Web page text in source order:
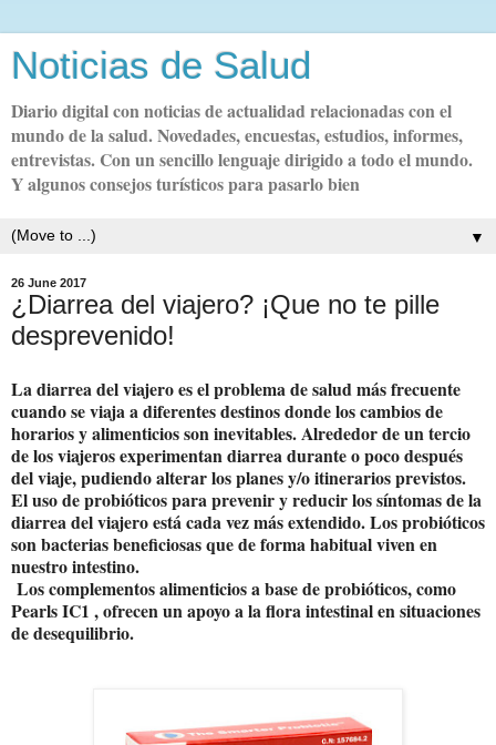
Noticias de Salud
Diario digital con noticias de actualidad relacionadas con el
mundo de la salud. Novedades, encuestas, estudios, informes,
entrevistas. Con un sencillo lenguaje dirigido a todo el mundo.
Y algunos consejos turísticos para pasarlo bien
▼
26 June 2017
¿Diarrea del viajero? ¡Que no te pille
desprevenido!
La diarrea del viajero es el problema de salud más frecuente
cuando se viaja a diferentes destinos donde los cambios de
horarios y alimenticios son inevitables. Alrededor de un tercio
de los viajeros experimentan diarrea durante o poco después
del viaje, pudiendo alterar los planes y/o itinerarios previstos.
El uso de probióticos para prevenir y reducir los síntomas de la
diarrea del viajero está cada vez más extendido. Los probióticos
son bacterias beneficiosas que de forma habitual viven en
nuestro intestino.
Los complementos alimenticios a base de probióticos, como
Pearls IC1 , ofrecen un apoyo a la flora intestinal en situaciones
de desequilibrio.